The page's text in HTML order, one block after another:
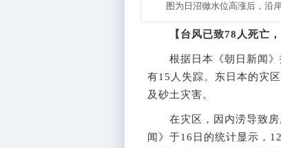
图为日沼徹水位高涨后，沿
【台风已致78人死亡，
根据日本《朝日新闻》
有15人失踪。东日本的灾
及砂土灾害。
在灾区，因内涝导致房
闻》于16日的统计显示，